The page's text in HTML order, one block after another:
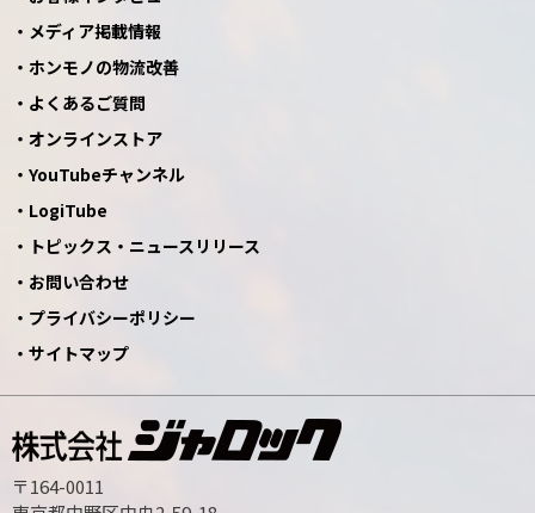
メディア掲載情報
ホンモノの物流改善
よくあるご質問
オンラインストア
YouTubeチャンネル
LogiTube
トピックス・ニュースリリース
お問い合わせ
プライバシーポリシー
サイトマップ
〒164-0011